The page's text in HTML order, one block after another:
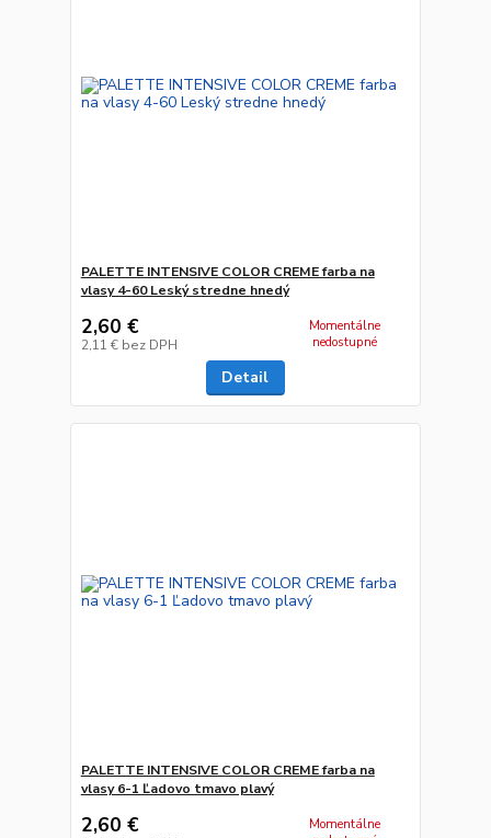
PALETTE INTENSIVE COLOR CREME farba na
vlasy 4-60 Leský stredne hnedý
2,60 €
2,11 € bez DPH
Momentálne
nedostupné
Detail
PALETTE INTENSIVE COLOR CREME farba na
vlasy 6-1 Ľadovo tmavo plavý
2,60 €
Momentálne